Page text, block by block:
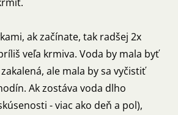
ak začínate, tak radšej 2x
veľa krmiva. Voda by mala byť
ale mala by sa vyčistiť
Ak zostáva voda dlho
- viac ako deň a pol),